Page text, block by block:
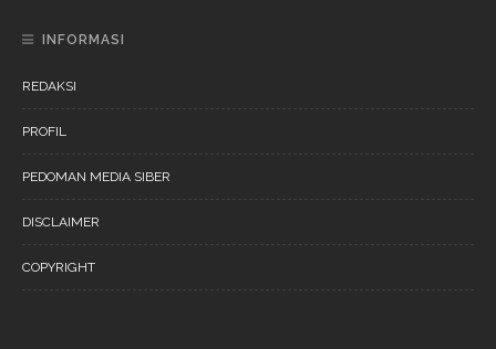
INFORMASI
REDAKSI
PROFIL
PEDOMAN MEDIA SIBER
DISCLAIMER
COPYRIGHT